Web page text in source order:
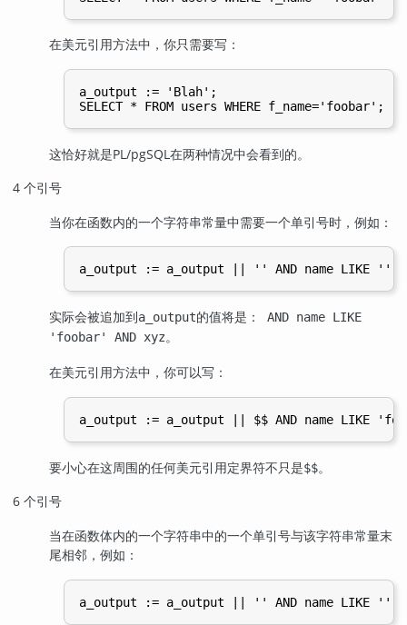
在美元引用方法中，你只需要写：
a_output := 'Blah';
这恰好就是PL/pgSQL在两种情况中会看到的。
4 个引号
当你在函数内的一个字符串常量中需要一个单引号时，例如：
实际会被追加到a_output的值将是：
AND name LIKE
'foobar' AND xyz。
在美元引用方法中，你可以写：
要小心在这周围的任何美元引用定界符不只是$$。
6 个引号
当在函数体内的一个字符串中的一个单引号与该字符串常量末
尾相邻，例如：